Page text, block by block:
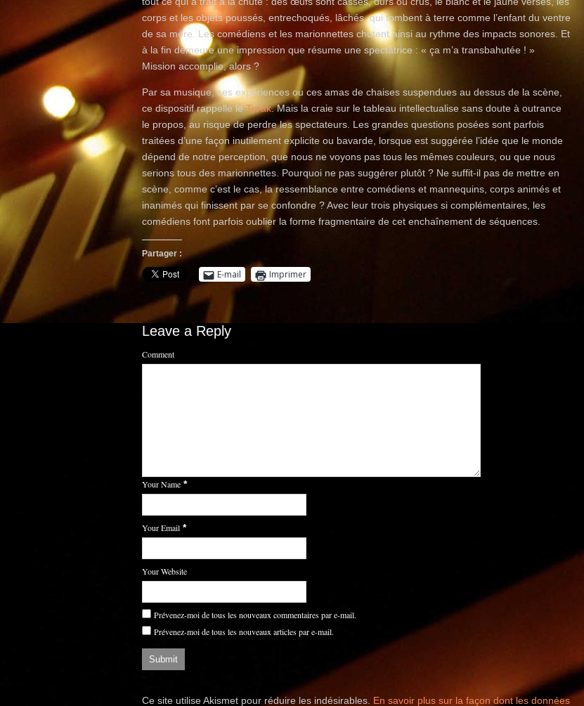
corps et les objets poussés, entrechoqués, lâchés, qui tombent à terre comme l’enfant du ventre
de sa mère. Les comédiens et les marionnettes chutent ainsi au rythme des impacts sonores. Et
à la fin demeure une impression que résume une spectatrice : « ça m’a transbahutée ! »
Mission accomplie, alors ?
Par sa musique, ses expériences ou ces amas de chaises suspendues au dessus de la scène,
ce dispositif rappelle leTurak. Mais la craie sur le tableau intellectualise sans doute à outrance
le propos, au risque de perdre les spectateurs. Les grandes questions posées sont parfois
traitées d’une façon inutilement explicite ou bavarde, lorsque est suggérée l’idée que le monde
dépend de notre perception, que nous ne voyons pas tous les mêmes couleurs, ou que nous
serions tous des marionnettes. Pourquoi ne pas suggérer plutôt ? Ne suffit-il pas de mettre en
scène, comme c’est le cas, la ressemblance entre comédiens et mannequins, corps animés et
inanimés qui finissent par se confondre ? Avec leur trois physiques si complémentaires, les
comédiens font parfois oublier la forme fragmentaire de cet enchaînement de séquences.
Partager :
E-mail Imprimer
Leave a Reply
Comment
Your Name *
Your Email *
Your Website
Prévenez-moi de tous les nouveaux commentaires par e-mail.
Prévenez-moi de tous les nouveaux articles par e-mail.
Ce site utilise Akismet pour réduire les indésirables. En savoir plus sur la façon dont les données